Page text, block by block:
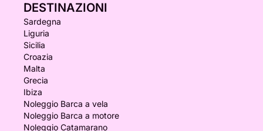
DESTINAZIONI
Sardegna
Liguria
Sicilia
Croazia
Malta
Grecia
Ibiza
Noleggio Barca a vela
Noleggio Barca a motore
Noleggio Catamarano